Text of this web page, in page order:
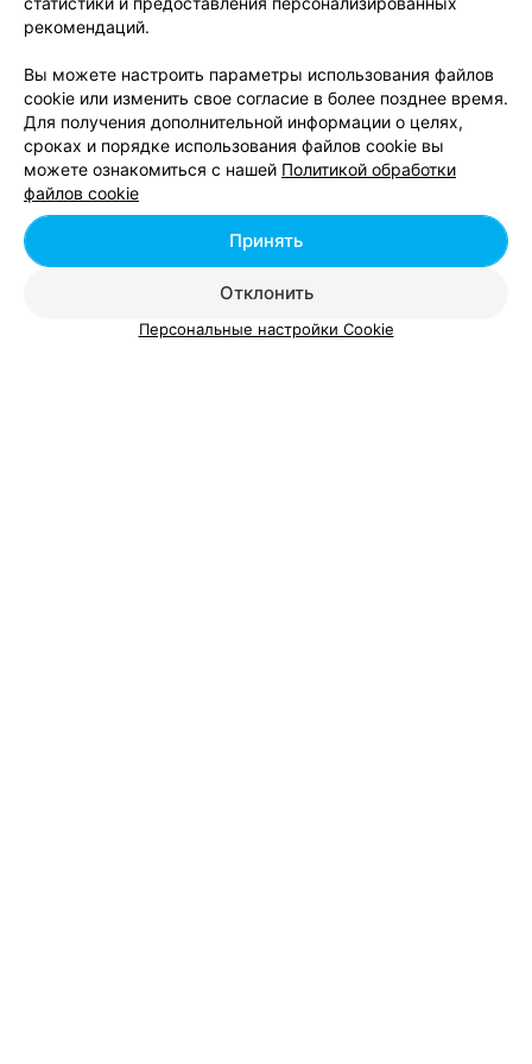
Детская обувь представляет собой не совсем обычную
категорию товаров. Ведь кроме привлекательного дизайна,
взрослые люди, детская обувь должна обладать еще и
максимальной степенью удобства. К тому же дети носят
обувь не очень аккуратно, играя в футбол в модельных
туфлях, прыгая по лужам в нарядных сандалиях. Поэтому
желательно, чтобы эти предметы гардероба были еще и
предельно износоустойчивыми.
Чтобы купить качественную детскую обувь в Минске, не
обязательно тратить целый день на разъезды по городу в
поисках специализированных торговых центров. Найти
можете, даже не выходя из дома, на страницах каталога
рекомендаций.
Вы можете настроить параметры использования файлов
cookie или изменить свое согласие в более позднее время.
Для получения дополнительной информации о целях,
сроках и порядке использования файлов cookie вы
можете ознакомиться с нашей Политикой обработки
файлов cookie
Отклонить
Принять
Персональные настройки Cookie